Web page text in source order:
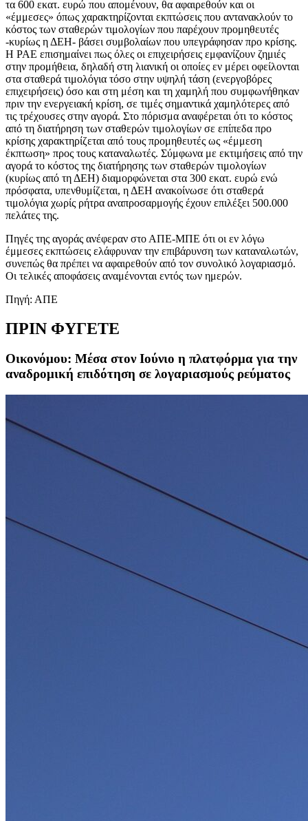
τα 600 εκατ. ευρώ που απομένουν, θα αφαιρεθούν και οι
«έμμεσες» όπως χαρακτηρίζονται εκπτώσεις που αντανακλούν το
κόστος των σταθερών τιμολογίων που παρέχουν προμηθευτές
-κυρίως η ΔΕΗ- βάσει συμβολαίων που υπεγράφησαν προ κρίσης.
Η ΡΑΕ επισημαίνει πως όλες οι επιχειρήσεις εμφανίζουν ζημιές
στην προμήθεια, δηλαδή στη λιανική οι οποίες εν μέρει οφείλονται
στα σταθερά τιμολόγια τόσο στην υψηλή τάση (ενεργοβόρες
επιχειρήσεις) όσο και στη μέση και τη χαμηλή που συμφωνήθηκαν
πριν την ενεργειακή κρίση, σε τιμές σημαντικά χαμηλότερες από
τις τρέχουσες στην αγορά. Στο πόρισμα αναφέρεται ότι το κόστος
από τη διατήρηση των σταθερών τιμολογίων σε επίπεδα προ
κρίσης χαρακτηρίζεται από τους προμηθευτές ως «έμμεση
έκπτωση» προς τους καταναλωτές. Σύμφωνα με εκτιμήσεις από την
αγορά το κόστος της διατήρησης των σταθερών τιμολογίων
(κυρίως από τη ΔΕΗ) διαμορφώνεται στα 300 εκατ. ευρώ ενώ
πρόσφατα, υπενθυμίζεται, η ΔΕΗ ανακοίνωσε ότι σταθερά
τιμολόγια χωρίς ρήτρα αναπροσαρμογής έχουν επιλέξει 500.000
πελάτες της.
Πηγές της αγοράς ανέφεραν στο ΑΠΕ-ΜΠΕ ότι οι εν λόγω
έμμεσες εκπτώσεις ελάφρυναν την επιβάρυνση των καταναλωτών,
συνεπώς θα πρέπει να αφαιρεθούν από τον συνολικό λογαριασμό.
Οι τελικές αποφάσεις αναμένονται εντός των ημερών.
Πηγή: ΑΠΕ
ΠΡΙΝ ΦΥΓΕΤΕ
Οικονόμου: Μέσα στον Ιούνιο η πλατφόρμα για την
αναδρομική επιδότηση σε λογαριασμούς ρεύματος